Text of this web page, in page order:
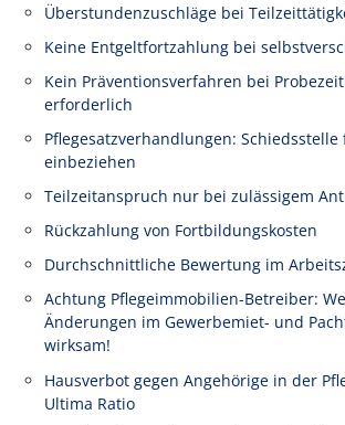
Überstundenzuschläge bei
Keine Entgeltfortzahlung bei
Kein Präventionsverfahren bei
erforderlich
Pflegesatzverhandlungen:
einbeziehen
Teilzeitanspruch nur bei zulässigem
Rückzahlung von Fortbildungskosten
Durchschnittliche Bewertung im
Achtung Pflegeimmobilien-Betreiber:
Änderungen im Gewerbemiet- und
wirksam!
Hausverbot gegen Angehörige in der
Ultima Ratio